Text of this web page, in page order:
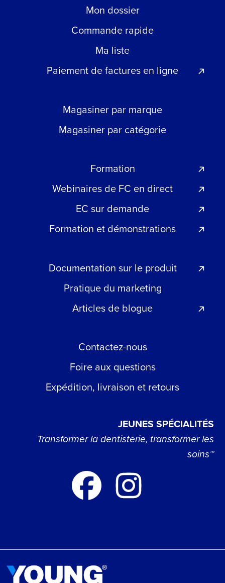
Mon dossier
Commande rapide
Ma liste
Paiement de factures en ligne
Magasiner par marque
Magasiner par catégorie
Formation
Webinaires de FC en direct
EC sur demande
Formation et démonstrations
Documentation sur le produit
Pratique du marketing
Articles de blogue
Contactez-nous
Foire aux questions
Expédition, livraison et retours
JEUNES SPÉCIALITÉS
Transformer la dentisterie, transformer les
soins™